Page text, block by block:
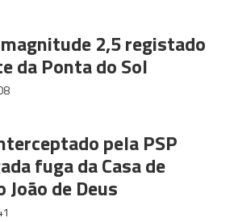
2,5 registado
da Ponta do Sol
pela PSP
fuga da Casa de
João de Deus